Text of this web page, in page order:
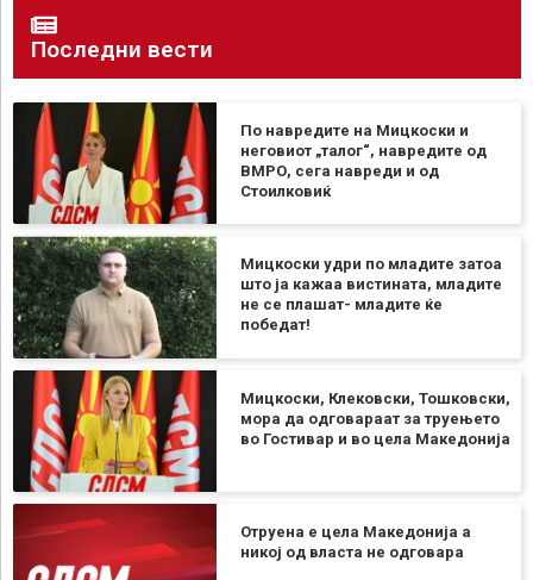
Последни вести
По навредите на Мицкоски и
неговиот „талог“, навредите од
ВМРО, сега навреди и од
Стоилковиќ
Мицкоски удри по младите затоа
што ја кажаа вистината, младите
не се плашат- младите ќе
победат!
Мицкоски, Клековски, Тошковски,
мора да одговараат за труењето
во Гостивар и во цела Македонија
Отруена е цела Македонија а
никој од власта не одговара